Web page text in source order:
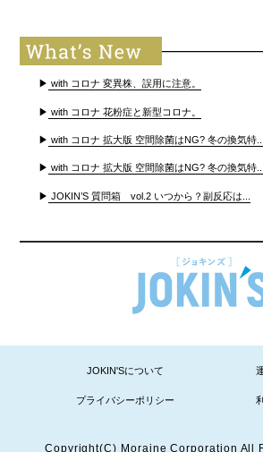
▶ with コロナ 変異株、誤用に注意。
▶ with コロナ 花粉症と新型コロナ。
▶ with コロナ 拡大版 空間除菌はNG? 冬の換気特...
▶ with コロナ 拡大版 空間除菌はNG? 冬の換気特...
▶ JOKIN’S 質問箱 vol.2 いつから？副反応は...
JOKIN'Sについて
プライバシーポリシー
Copyright(C) Moraine Corporation All